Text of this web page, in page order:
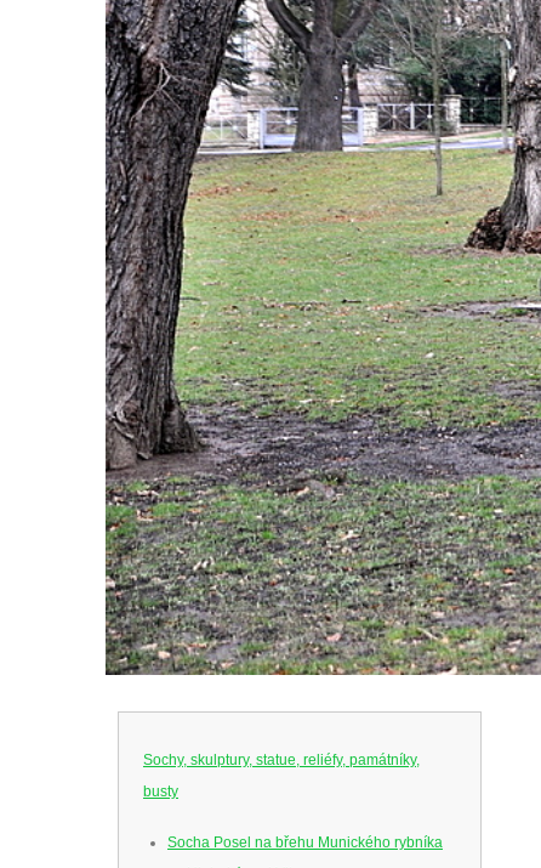
Sochy, skulptury, statue, reliéfy, památníky,
busty
Socha Posel na břehu Munického rybníka